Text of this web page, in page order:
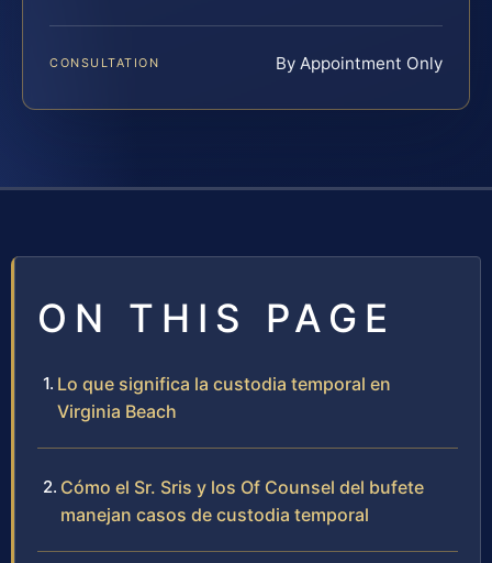
CONSULTATION By Appointment Only
ON THIS PAGE
Lo que significa la custodia temporal en
Virginia Beach
Cómo el Sr. Sris y los Of Counsel del bufete
manejan casos de custodia temporal